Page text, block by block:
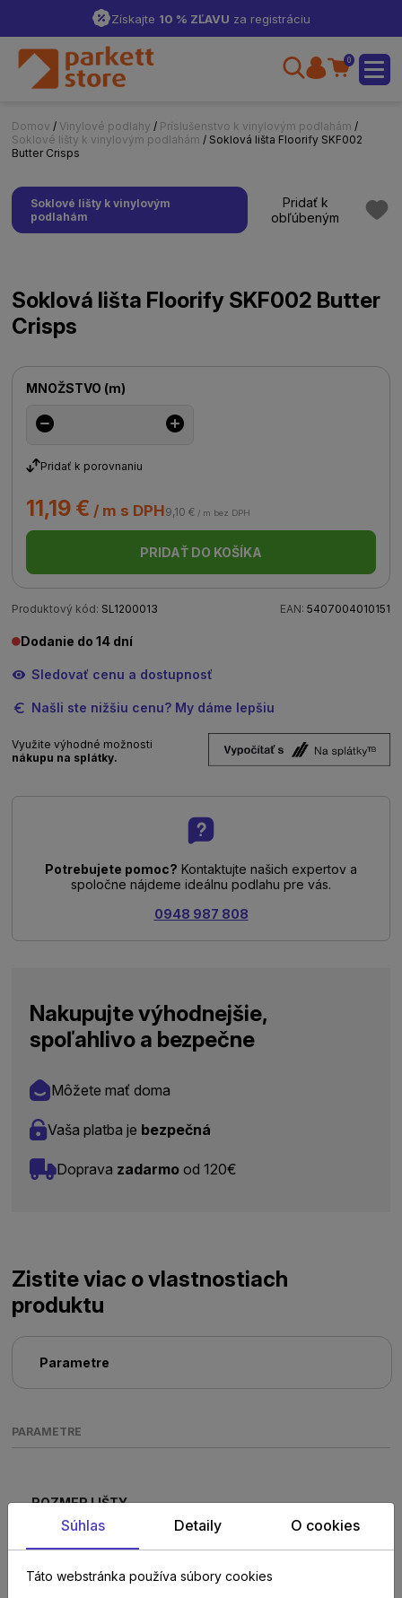
Získajte 10 % ZĽAVU za registráciu
0
Domov / Vinylové podlahy / Príslušenstvo k vinylovým podlahám /
Soklové lišty k vinylovým podlahám / Soklová lišta Floorify SKF002
Butter Crisps
Soklové lišty k vinylovým
podlahám
Pridať k
obľúbeným
Soklová lišta Floorify SKF002 Butter
Crisps
MNOŽSTVO (m)
Pridať k porovnaniu
11,19 € / m s DPH9,10 € / m bez DPH
PRIDAŤ DO KOŠÍKA
Produktový kód: SL1200013 EAN: 5407004010151
Dodanie do 14 dní
Sledovať cenu a dostupnosť
Našli ste nižšiu cenu? My dáme lepšiu
Využite výhodné možnosti
nákupu na splátky.
Potrebujete pomoc? Kontaktujte našich expertov a
spoločne nájdeme ideálnu podlahu pre vás.
0948 987 808
Nakupujte výhodnejšie,
spoľahlivo a bezpečne
Môžete mať doma
Vaša platba je bezpečná
Doprava zadarmo od 120€
Zistite viac o vlastnostiach
produktu
Parametre
PARAMETRE
ROZMER LIŠTY
10 x 61 x 2000 mm
Súhlas Detaily O cookies
Táto webstránka používa súbory cookies